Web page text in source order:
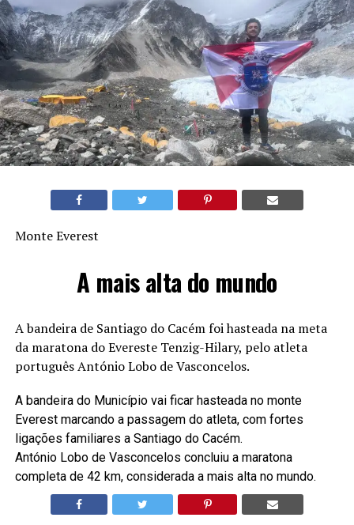
Monte Everest
A mais alta do mundo
A bandeira de Santiago do Cacém foi hasteada na meta
da maratona do Evereste Tenzig-Hilary, pelo atleta
português António Lobo de Vasconcelos.
A bandeira do Município vai ficar hasteada no monte
Everest marcando a passagem do atleta, com fortes
ligações familiares a Santiago do Cacém.
António Lobo de Vasconcelos concluiu a maratona
completa de 42 km, considerada a mais alta no mundo.